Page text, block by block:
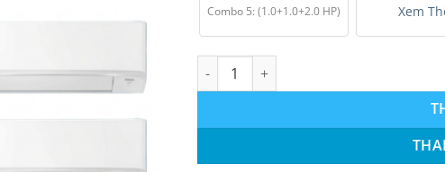
Combo 5: (1.0+1.0+2.0 HP) Xem
Máy lạnh Multi Inverter Panasonic 1